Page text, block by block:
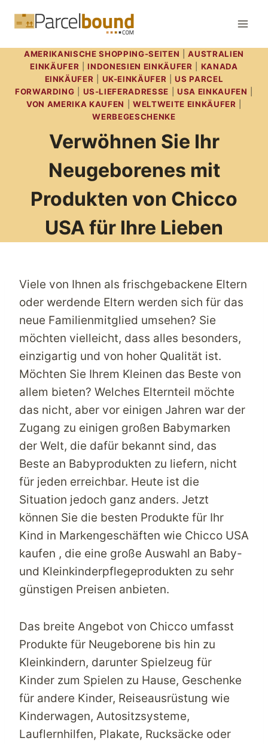
Inhalt
AMERIKANISCHE SHOPPING-SEITEN |AUSTRALIEN
EINKÄUFER |INDONESIEN EINKÄUFER
KANADA
EINKÄUFER
UK-EINKÄUFER |US PARCEL
FORWARDING
US-LIEFERADRESSE |USA EINKAUFEN
VON AMERIKA KAUFEN
WELTWEITE EINKÄUFER
WERBEGESCHENKE
Verwöhnen Sie Ihr
Neugeborenes mit
Produkten von Chicco
USA für Ihre Lieben
Viele von Ihnen als frischgebackene Eltern
oder werdende Eltern werden sich für das
neue Familienmitglied umsehen? Sie
möchten vielleicht, dass alles besonders,
einzigartig und von hoher Qualität ist.
Möchten Sie Ihrem Kleinen das Beste von
allem bieten? Welches Elternteil möchte
das nicht, aber vor einigen Jahren war der
Zugang zu einigen großen Babymarken
der Welt, die dafür bekannt sind, das
Beste an Babyprodukten zu liefern, nicht
für jeden erreichbar. Heute ist die
Situation jedoch ganz anders. Jetzt
können Sie die besten Produkte für Ihr
Kind in Markengeschäften wie Chicco USA
kaufen , die eine große Auswahl an Baby-
und Kleinkinderpflegeprodukten zu sehr
günstigen Preisen anbieten.
Das breite Angebot von Chicco umfasst
Produkte für Neugeborene bis hin zu
Kleinkindern, darunter Spielzeug für
Kinder zum Spielen zu Hause, Geschenke
für andere Kinder, Reiseausrüstung wie
Kinderwagen, Autositzsysteme,
Lauflernhilfen, Plakate, Rucksäcke oder